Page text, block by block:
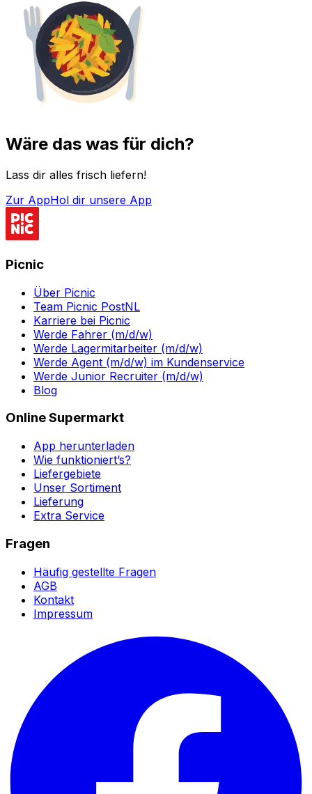
Wäre das was für dich?
Lass dir alles frisch liefern!
Zur AppHol dir unsere App
Picnic
Über Picnic
Team Picnic PostNL
Karriere bei Picnic
Werde Fahrer (m/d/w)
Werde Lagermitarbeiter (m/d/w)
Werde Agent (m/d/w) im Kundenservice
Werde Junior Recruiter (m/d/w)
Blog
Online Supermarkt
App herunterladen
Wie funktioniert’s?
Liefergebiete
Unser Sortiment
Lieferung
Extra Service
Fragen
Häufig gestellte Fragen
AGB
Kontakt
Impressum